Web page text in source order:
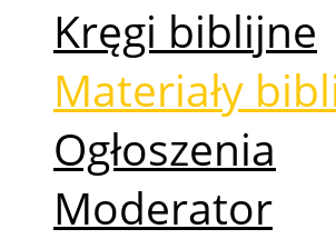
Kręgi biblijne
Materiały
Ogłoszenia
Moderator